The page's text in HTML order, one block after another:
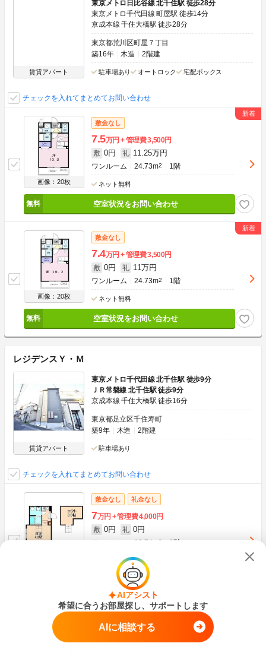
賃貸アパート
東京メトロ日比谷線 北千住駅 徒歩28分
東京メトロ千代田線 町屋駅 徒歩14分
京成本線 千住大橋駅 徒歩28分
東京都荒川区町屋７丁目
築16年
木造 2階建
駐車場あり オートロック 宅配ボックス
チェックを入れてまとめてお問い合わせ
画像：20枚
敷金なし
7.5万円 管理費3,500円
敷 0円 礼 11.25万円
ワンルーム 24.73m2 1階
ネット無料
空室状況をお問い合わせ
画像：20枚
敷金なし
7.4万円 管理費3,500円
敷 0円 礼 11万円
ワンルーム 24.73m2 1階
ネット無料
空室状況をお問い合わせ
レジデンスＹ・Ｍ
賃貸アパート
東京メトロ千代田線 北千住駅 徒歩9分
ＪＲ常磐線 北千住駅 徒歩9分
京成本線 千住大橋駅 徒歩16分
東京都足立区千住寿町
築9年
木造 2階建
駐車場あり
チェックを入れてまとめてお問い合わせ
敷金なし 礼金なし
7万円 管理費4,000円
敷 0円 礼 0円
ワンルーム 13.74m 2 2階
ネット無料 最上階
空室状況をお問い合わせ
敷金なし 礼金なし
7.3万円 管理費
4,000円
敷 0円 礼 0円
AIアシスト
希望に合うお部屋探し、サポートします
AIに相談する